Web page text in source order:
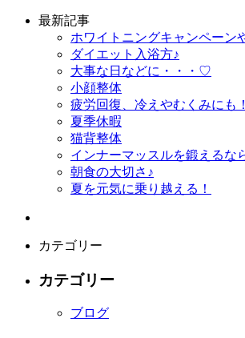
最新記事
ホワイトニングキャンペーン
ダイエット入浴方♪
大事な日などに・・・♡
小顔整体
疲労回復、冷えやむくみにも！
夏季休暇
猫背整体
インナーマッスルを鍛えるな
朝食の大切さ♪
夏を元気に乗り越える！
カテゴリー
カテゴリー
ブログ